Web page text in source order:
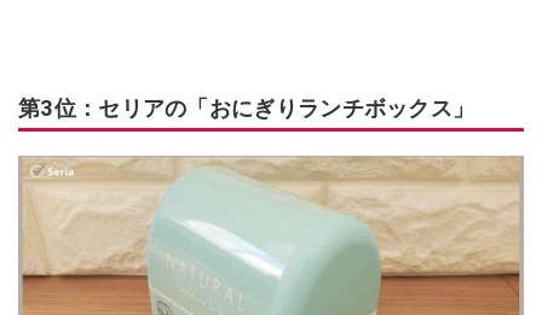
第3位：セリアの「おにぎりランチボックス」